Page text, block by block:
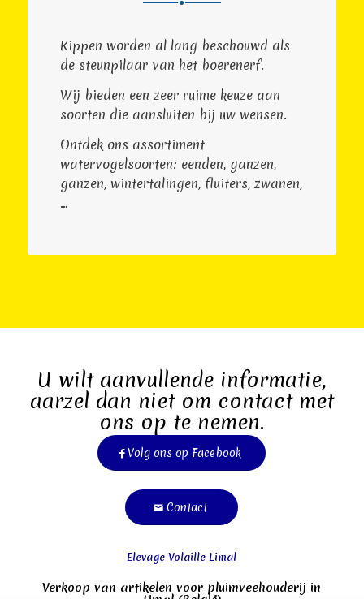
Kippen worden al lang beschouwd als
de steunpilaar van het boerenerf.
Wij bieden een zeer ruime keuze aan
soorten die aansluiten bij uw wensen.
Ontdek ons assortiment
watervogelsoorten: eenden, ganzen,
ganzen, wintertalingen, fluiters, zwanen,
…
U wilt aanvullende informatie,
aarzel dan niet om contact met
ons op te nemen.
Volg ons op Facebook
Contact
Elevage Volaille Limal
Verkoop van artikelen voor pluimveehouderij in